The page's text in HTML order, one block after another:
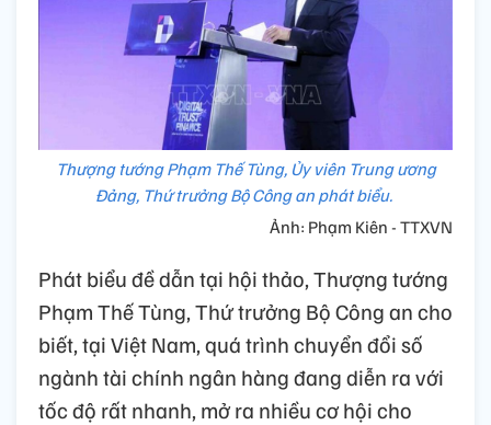
Thượng tướng Phạm Thế Tùng, Ủy viên Trung ương
Đảng, Thứ trưởng Bộ Công an phát biểu.
Ảnh: Phạm Kiên - TTXVN
Phát biểu đề dẫn tại hội thảo, Thượng tướng
Phạm Thế Tùng, Thứ trưởng Bộ Công an cho
biết, tại Việt Nam, quá trình chuyển đổi số
ngành tài chính ngân hàng đang diễn ra với
tốc độ rất nhanh, mở ra nhiều cơ hội cho